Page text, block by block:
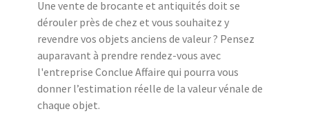
Une vente de brocante et antiquités doit se
dérouler près de chez et vous souhaitez y
revendre vos objets anciens de valeur ? Pensez
auparavant à prendre rendez-vous avec
l'entreprise Conclue Affaire qui pourra vous
donner l’estimation réelle de la valeur vénale de
chaque objet.